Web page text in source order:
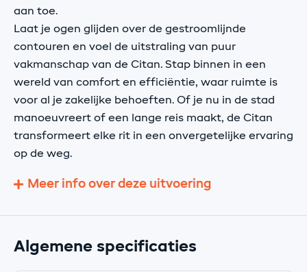
aan toe.
Laat je ogen glijden over de gestroomlijnde
contouren en voel de uitstraling van puur
vakmanschap van de Citan. Stap binnen in een
wereld van comfort en efficiëntie, waar ruimte is
voor al je zakelijke behoeften. Of je nu in de stad
manoeuvreert of een lange reis maakt, de Citan
transformeert elke rit in een onvergetelijke ervaring
op de weg.
Meer info over deze uitvoering
Algemene specificaties